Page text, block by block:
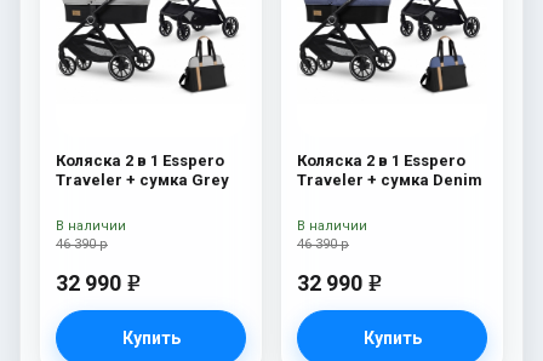
Коляска 2 в 1 Esspero
Traveler + сумка Grey
46 390 р
32 990 e
Купить
В наличии
Коляска 2 в 1 Esspero
Traveler + сумка Denim
46 390 р
32 990 e
Купить
В наличии